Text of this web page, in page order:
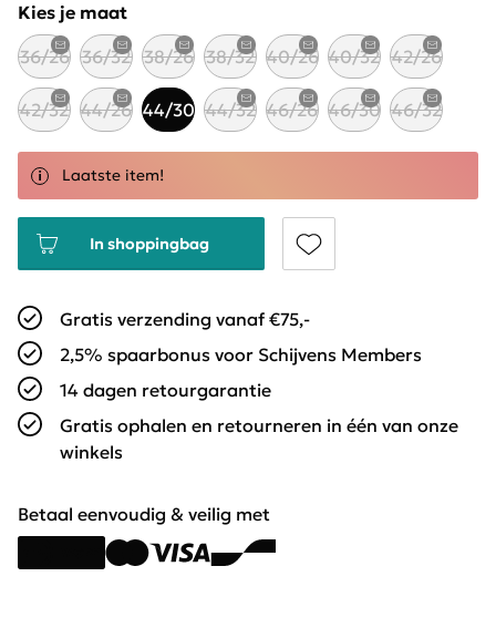
Kies je maat
36/26 36/32 38/26 38/32 40/26 40/32 42/26
42/32 44/26 44/30 44/32 46/26 46/30 46/32
Laatste item!
In shoppingbag
Gratis verzending vanaf €75,-
2,5% spaarbonus voor Schijvens Members
14 dagen retourgarantie
Gratis ophalen en retourneren in één van onze
winkels
Betaal eenvoudig & veilig met